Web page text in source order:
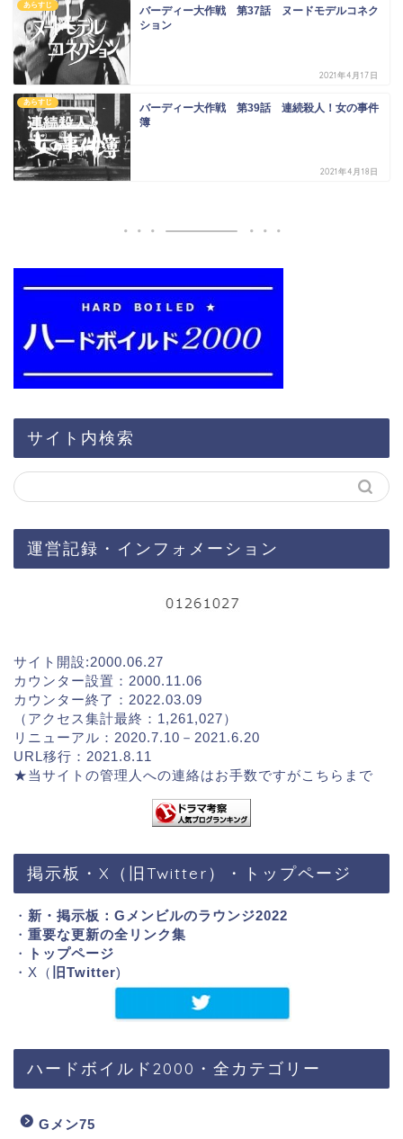
あらすじ
バーディー大作戦 第37話 ヌードモデルコネク
ション
2021年4月17日
あらすじ
バーディー大作戦 第39話 連続殺人！女の事件
簿
2021年4月18日
サイト内検索
運営記録・インフォメーション
サイト開設:2000.06.27
カウンター設置：2000.11.06
カウンター終了：2022.03.09
（アクセス集計最終：1,261,027）
リニューアル：2020.7.10－2021.6.20
URL移行：2021.8.11
★当サイトの管理人への連絡はお手数ですがこちらまで
掲示板・X（旧Twitter）・トップページ
・ 新・掲示板：Gメンビルのラウンジ2022
・ 重要な更新の全リンク集
・
トップページ
・X（ 旧Twitter)
ハードボイルド2000・全カテゴリー
Gメン75